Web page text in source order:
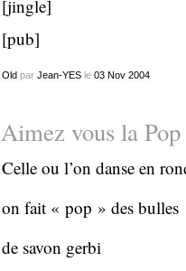
[jingle]
[pub]
Oldpar Jean-YESle 03 Nov 2004
Aimez vous la
Celle ou l’on danse en
on fait « pop » des bulles
de savon gerbi